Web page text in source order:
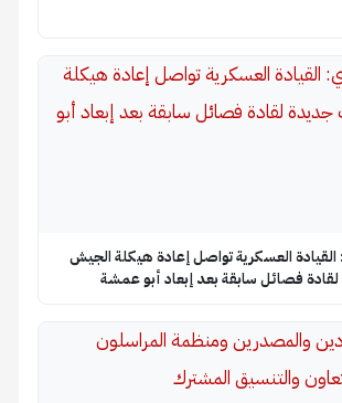
العسكرية تواصل إعادة هيكلة الجيش
فصائل سابقة بعد إبعاد أبو عمشة